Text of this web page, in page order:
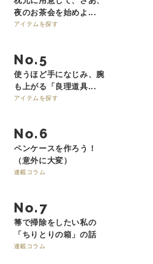
夜のお茶会を始めよ...
アイテムを探す
No.
使うほど手になじみ、腕
も上がる「良理道具...
アイテムを探す
No.
ペンケースを作ろう！
（意外に大変）
連載コラム
No.
箒で掃除をしたい私の
「ちりとりの箱」の話
連載コラム